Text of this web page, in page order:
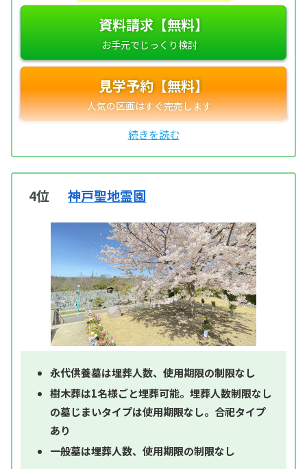
資料請求【無料】
見学予約【無料】
4位 神戸聖地霊園
永代供養墓は埋葬人数、使用期限の制限なし
樹木葬は1名様ごと埋葬可能。埋葬人数制限なし
の墓じまいタイプは使用期限なし。合祀タイプ
あり
一般墓は埋葬人数、使用期限の制限なし